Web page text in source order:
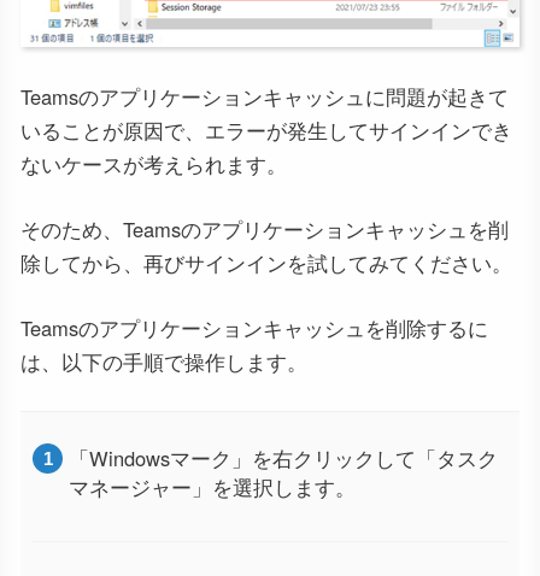
Teamsのアプリケーションキャッシュに問題が起きて
いることが原因で、エラーが発生してサインインでき
ないケースが考えられます。
そのため、Teamsのアプリケーションキャッシュを削
除してから、再びサインインを試してみてください。
Teamsのアプリケーションキャッシュを削除するに
は、以下の手順で操作します。
「Windowsマーク」を右クリックして「タスク
マネージャー」を選択します。